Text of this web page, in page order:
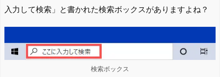
入力して検索」と書かれた検索ボックスがありますよね？
検索ボックス